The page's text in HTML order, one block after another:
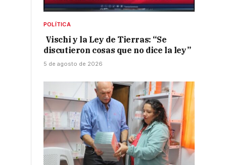
POLÍTICA
Vischi y la Ley de Tierras: “Se
discutieron cosas que no dice la ley”
5 de agosto de 2026